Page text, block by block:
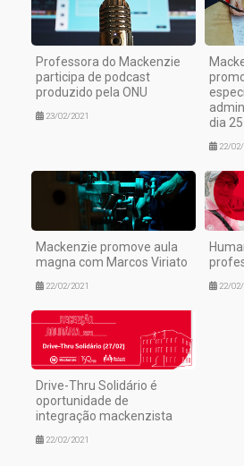
Professora do Mackenzie
participa de podcast
produzido pela ONU
23/02/2021
dia
22/
Mackenzie promove aula
magna com Marcos Viriato
22/02/2021 22/
Drive-Thru Solidário é
oportunidade de
integração mackenzista
22/02/2021